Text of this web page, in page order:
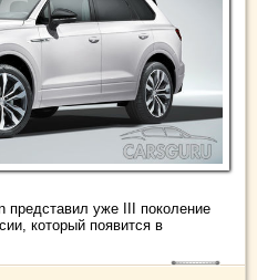
представил уже III поколение
который появится в